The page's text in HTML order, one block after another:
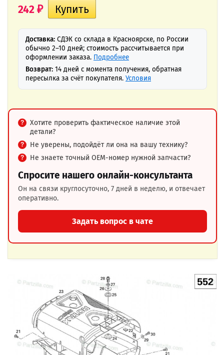
242 ₽
Доставка: СДЭК со склада в Красноярске, по России
обычно 2–10 дней; стоимость рассчитывается при
оформлении заказа. Подробнее
Возврат: 14 дней с момента получения, обратная
пересылка за счёт покупателя. Условия
Хотите проверить фактическое наличие этой
детали?
Не уверены, подойдёт ли она на вашу технику?
Не знаете точный OEM-номер нужной запчасти?
Спросите нашего онлайн-консультанта
Он на связи круглосуточно, 7 дней в неделю, и отвечает
оперативно.
Задать вопрос в чате